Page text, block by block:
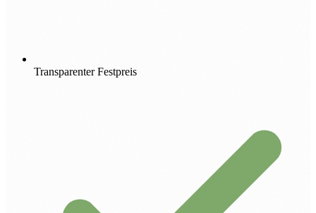
Transparenter Festpreis